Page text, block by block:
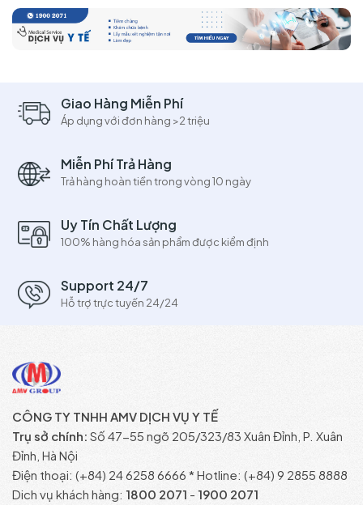
Giao Hàng Miễn Phí
Áp dụng với đơn hàng >2 triệu
Miễn Phí Trả Hàng
Trả hàng hoàn tiền trong vòng 10 ngày
Uy Tín Chất Lượng
100% hàng hóa sản phẩm được kiểm định
Support 24/7
Hỗ trợ trực tuyến 24/24
CÔNG TY TNHH AMV DỊCH VỤ Y TẾ
Trụ sở chính: Số 47-55 ngõ 205/323/83 Xuân Đỉnh, P. Xuân
Đỉnh, Hà Nội
Điện thoại: (+84) 24 6258 6666 * Hotline: (+84) 9 2855 8888
Dich vụ khách hàng: 1800 2071 - 1900 2071